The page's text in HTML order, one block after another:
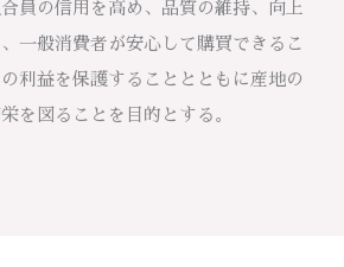
員の信用を高め、品質の維持、向上
一般消費者が安心して購買できるこ
利益を保護することとともに産地の
を図ることを目的とする。